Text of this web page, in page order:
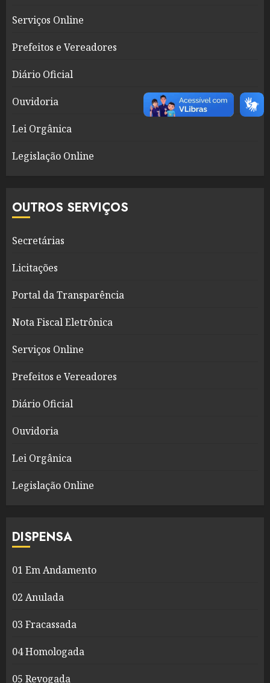
Serviços Online
Prefeitos e Vereadores
Diário Oficial
Ouvidoria
Lei Orgânica
Legislação Online
OUTROS SERVIÇOS
Secretárias
Licitações
Portal da Transparência
Nota Fiscal Eletrônica
Serviços Online
Prefeitos e Vereadores
Diário Oficial
Ouvidoria
Lei Orgânica
Legislação Online
DISPENSA
01 Em Andamento
02 Anulada
03 Fracassada
04 Homologada
05 Revogada